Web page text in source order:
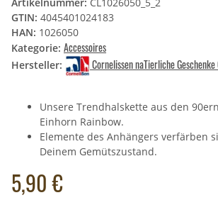
GTIN: 4045401024183
HAN: 1026050
Kategorie: Accessoires
Hersteller: Cornelissen naTierliche Geschenke
Unsere Trendhalskette aus den
Einhorn Rainbow.
Elemente des Anhängers verfärben
Deinem Gemütszustand.
5,90 €